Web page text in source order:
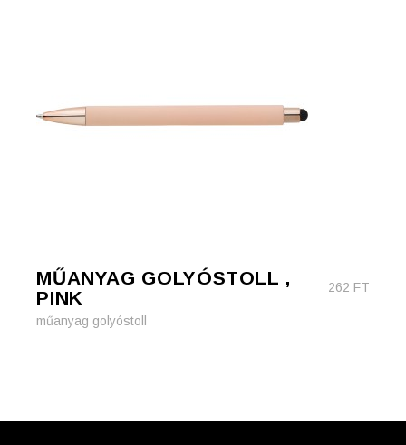
MŰANYAG GOLYÓSTOLL ,
PINK
262 FT
műanyag golyóstoll